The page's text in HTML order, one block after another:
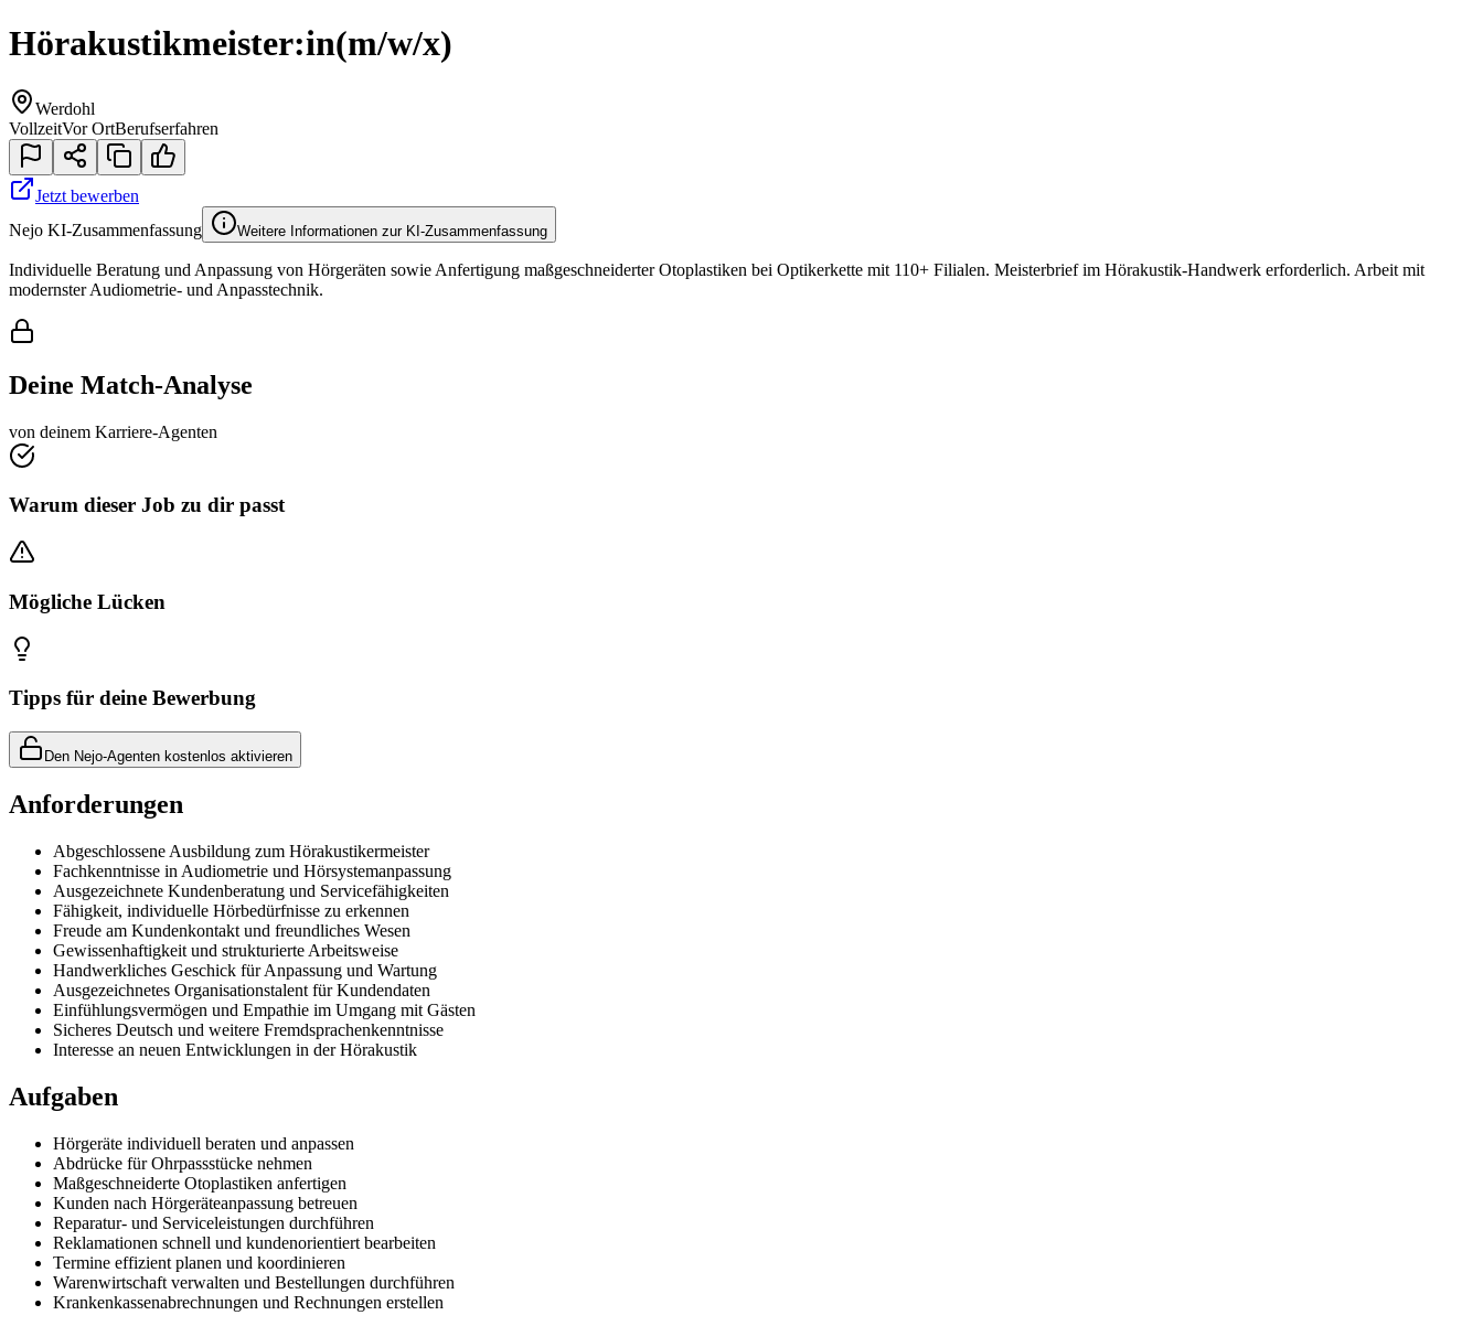
Hörakustikmeister:in(m/w/x)
Werdohl
VollzeitVor OrtBerufserfahren
Jetzt bewerben
Nejo KI-Zusammenfassung
Weitere Informationen zur KI-Zusammenfassung
Individuelle Beratung und Anpassung von Hörgeräten sowie Anfertigung maßgeschneiderter Otoplastiken bei Optikerkette mit 110+ Filialen. Meisterbrief im Hörakustik-Handwerk erforderlich. Arbeit mit
modernster Audiometrie- und Anpasstechnik.
Deine Match-Analyse
von deinem Karriere-Agenten
Warum dieser Job zu dir passt
Mögliche Lücken
Tipps für deine Bewerbung
Den Nejo-Agenten kostenlos aktivieren
Anforderungen
Abgeschlossene Ausbildung zum Hörakustikermeister
Fachkenntnisse in Audiometrie und Hörsystemanpassung
Ausgezeichnete Kundenberatung und Servicefähigkeiten
Fähigkeit, individuelle Hörbedürfnisse zu erkennen
Freude am Kundenkontakt und freundliches Wesen
Gewissenhaftigkeit und strukturierte Arbeitsweise
Handwerkliches Geschick für Anpassung und Wartung
Ausgezeichnetes Organisationstalent für Kundendaten
Einfühlungsvermögen und Empathie im Umgang mit Gästen
Sicheres Deutsch und weitere Fremdsprachenkenntnisse
Interesse an neuen Entwicklungen in der Hörakustik
Aufgaben
Hörgeräte individuell beraten und anpassen
Abdrücke für Ohrpassstücke nehmen
Maßgeschneiderte Otoplastiken anfertigen
Kunden nach Hörgeräteanpassung betreuen
Reparatur- und Serviceleistungen durchführen
Reklamationen schnell und kundenorientiert bearbeiten
Termine effizient planen und koordinieren
Warenwirtschaft verwalten und Bestellungen durchführen
Krankenkassenabrechnungen und Rechnungen erstellen